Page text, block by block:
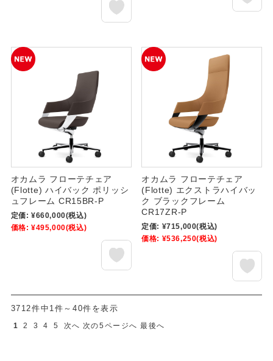
オカムラ フローテチェア
(Flotte) ハイバック ポリッシ
ュフレーム CR15BR-P
定価: ¥660,000(税込)
価格: ¥495,000(税込)
オカムラ フローテチェア
(Flotte) エクストラハイバッ
ク ブラックフレーム
CR17ZR-P
定価: ¥715,000(税込)
価格: ¥536,250(税込)
3712件中1件～40件を表示
1 2 3 4 5 次へ 次の5ページへ 最後へ